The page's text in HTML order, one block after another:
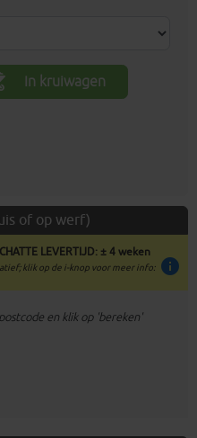
In kruiwagen
of op werf)
LEVERTIJD: ± 4 weken
info
klik op de i-knop voor meer info:
en klik op 'bereken'